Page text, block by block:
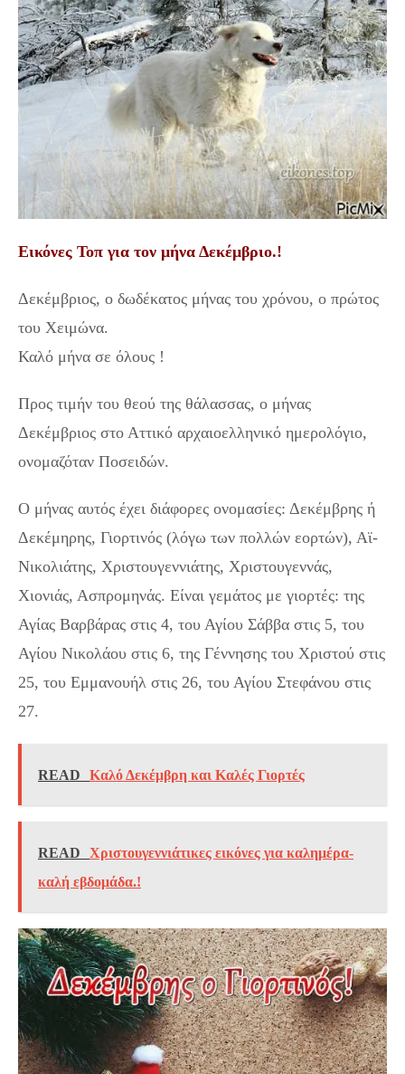
Εικόνες Τοπ για τον μήνα Δεκέμβριο.!
Δεκέμβριος, ο δωδέκατος μήνας του χρόνου, ο πρώτος
του Χειμώνα.
Καλό μήνα σε όλους !
Προς τιμήν του θεού της θάλασσας, ο μήνας
Δεκέμβριος στο Αττικό αρχαιοελληνικό ημερολόγιο,
ονομαζόταν Ποσειδών.
Ο μήνας αυτός έχει διάφορες ονομασίες: Δεκέμβρης ή
Δεκέμηρης, Γιορτινός (λόγω των πολλών εορτών), Αϊ-
Νικολιάτης, Χριστουγεννιάτης, Χριστουγεννάς,
Χιονιάς, Ασπρομηνάς. Είναι γεμάτος με γιορτές: της
Αγίας Βαρβάρας στις 4, του Αγίου Σάββα στις 5, του
Αγίου Νικολάου στις 6, της Γέννησης του Χριστού στις
25, του Εμμανουήλ στις 26, του Αγίου Στεφάνου στις
27.
READ Καλό Δεκέμβρη και Καλές Γιορτές
READ
Χριστουγεννιάτικες εικόνες για καλημέρα-
καλή εβδομάδα.!